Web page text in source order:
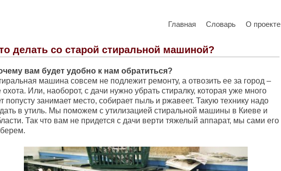
Главная Словарь О проекте
делать со старой стиральной машиной?
вам будет удобно к нам обратиться?
машина совсем не подлежит ремонту, а отвозить ее за город –
охота. Или, наоборот, с дачи нужно убрать стиралку, которая уже много
попусту занимает место, собирает пыль и ржавеет. Такую технику надо
в утиль. Мы поможем с утилизацией стиральной машины в Киеве и
Так что вам не придется с дачи веpти тяжелый аппарат, мы сами его